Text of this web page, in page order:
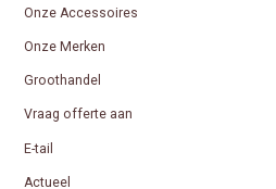
Onze Accessoires
Onze Merken
Groothandel
Vraag offerte aan
E-tail
Actueel